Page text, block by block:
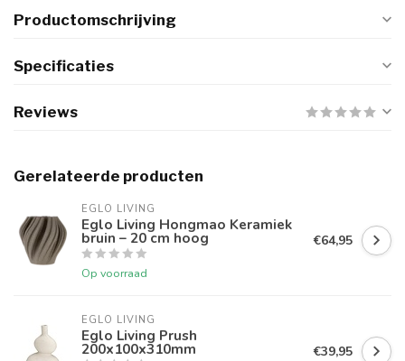
Productomschrijving
Specificaties
Reviews
Gerelateerde producten
EGLO LIVING
Eglo Living Hongmao Keramiek
bruin – 20 cm hoog
Op voorraad
€64,95
EGLO LIVING
Eglo Living Prush
200x100x310mm €39,95